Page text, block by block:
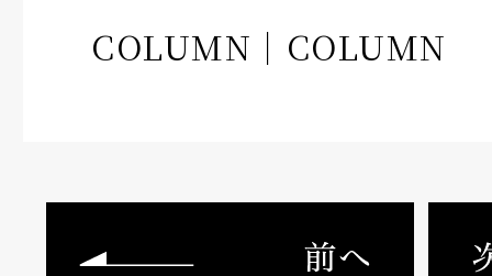
COLUMN ｜ COLUMN